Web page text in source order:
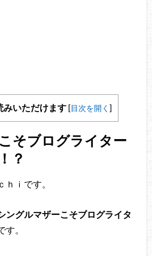
みいただけます [目次を開く ]
そブログライター
？
ｉです。
ングルマザーこそブログライタ
す。